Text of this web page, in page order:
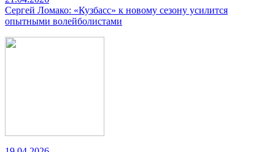
Сергей Ломако: «Кузбасс» к новому сезону усилится
опытными волейболистами